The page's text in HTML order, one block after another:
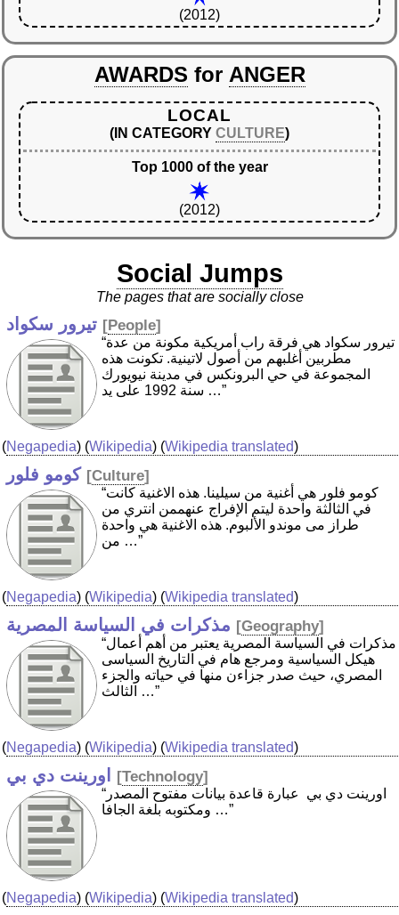
(2012)
AWARDS for ANGER
LOCAL
(IN CATEGORY CULTURE)
Top 1000 of the year
(2012)
Social Jumps
The pages that are socially close
تيرور سكواد [People]
“تيرور سكواد هي فرقة راب أمريكية مكونة من عدة
مطربين أغلبهم من أصول لاتينية. تكونت هذه
المجموعة في حي البرونكس في مدينة نيويورك
سنة 1992 على يد …”
(Negapedia) (Wikipedia) (Wikipedia translated)
كومو فلور [Culture]
“كومو فلور هي أغنية من سيلينا. هذه الاغنية كانت
في الثالثة واحدة ليتم الإفراج عنهممن انتري من
طراز مى موندو الألبوم. هذه الاغنية هي واحدة
من …”
(Negapedia) (Wikipedia) (Wikipedia translated)
مذكرات في السياسة المصرية [Geography]
“مذكرات في السياسة المصرية يعتبر من أهم أعمال
هيكل السياسية ومرجع هام في التاريخ السياسى
المصري، حيث صدر جزاءن منها في حياته والجزء
الثالث …”
(Negapedia) (Wikipedia) (Wikipedia translated)
اورينت دي بي [Technology]
“اورينت دي بي ‏ عبارة قاعدة بيانات مفتوح المصدر
ومكتوبه بلغة الجافا …”
(Negapedia) (Wikipedia) (Wikipedia translated)